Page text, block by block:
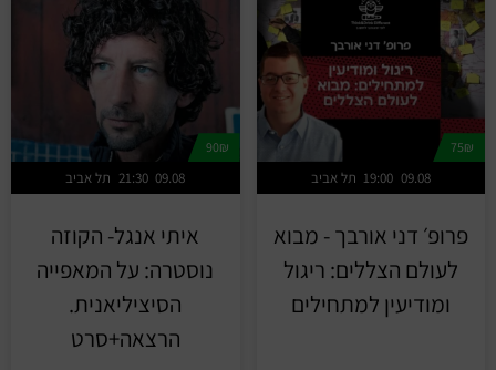
75₪
תל אביב 19:00 09.08
פרופ׳ דני אורבך - מבוא
לעולם הצללים: ריגול
ומודיעין למתחילים
90₪
תל אביב 21:30 09.08
איתי אנגל- הקוזה
נוסטרה: על המאפייה
הסיציליאנית.
הרצאה+סרט